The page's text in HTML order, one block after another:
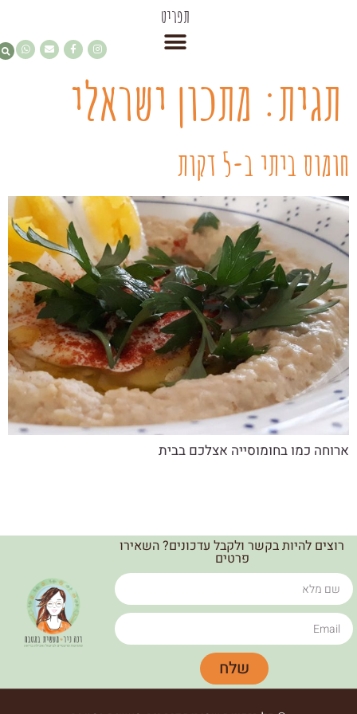
תפריט
תגית: מתכון ישראלי
חומוס ביתי ב-5 דקות
ארוחה כמו בחומוסייה אצלכם בבית
רוצים להיות בקשר ולקבל עדכונים? השאירו
פרטים
שלח